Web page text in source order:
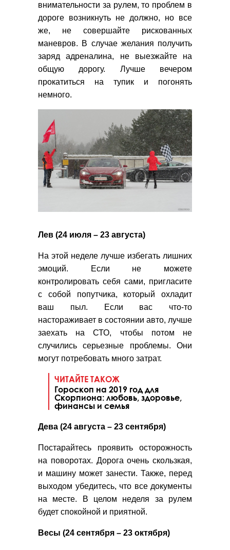
внимательности за рулем, то проблем в
дороге возникнуть не должно, но все
же, не совершайте рискованных
маневров. В случае желания получить
заряд адреналина, не выезжайте на
общую дорогу. Лучше вечером
прокатиться на тупик и погонять
немного.
Лев (24 июля – 23 августа)
На этой неделе лучше избегать лишних
эмоций. Если не можете
контролировать себя сами, пригласите
с собой попутчика, который охладит
ваш пыл. Если вас что-то
настораживает в состоянии авто, лучше
заехать на СТО, чтобы потом не
случились серьезные проблемы. Они
могут потребовать много затрат.
ЧИТАЙТЕ ТАКОЖ
Гороскоп на 2019 год для
Скорпиона: любовь, здоровье,
финансы и семья
Дева (24 августа – 23 сентября)
Постарайтесь проявить осторожность
на поворотах. Дорога очень скользкая,
и машину может занести. Также, перед
выходом убедитесь, что все документы
на месте. В целом неделя за рулем
будет спокойной и приятной.
Весы (24 сентября – 23 октября)